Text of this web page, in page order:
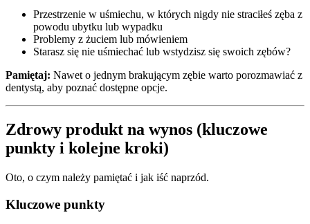
Przestrzenie w uśmiechu, w których nigdy nie straciłeś zęba z
powodu ubytku lub wypadku
Problemy z żuciem lub mówieniem
Starasz się nie uśmiechać lub wstydzisz się swoich zębów?
Pamiętaj: Nawet o jednym brakującym zębie warto porozmawiać z
dentystą, aby poznać dostępne opcje.
Zdrowy produkt na wynos (kluczowe
punkty i kolejne kroki)
Oto, o czym należy pamiętać i jak iść naprzód.
Kluczowe punkty